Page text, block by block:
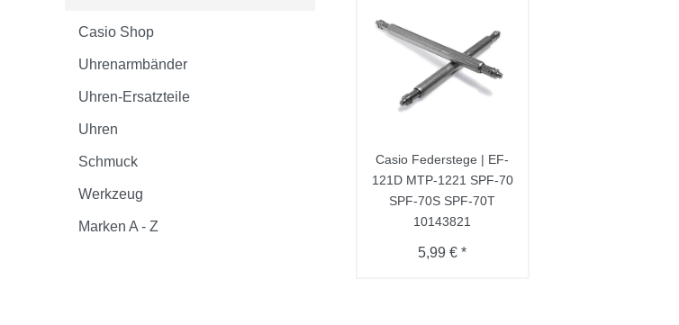
Casio Shop
Uhrenarmbänder
Uhren-Ersatzteile
Uhren
Schmuck
Werkzeug
Marken A - Z
Casio Federstege | EF-
121D MTP-1221 SPF-70
SPF-70S SPF-70T
10143821
5,99 € *